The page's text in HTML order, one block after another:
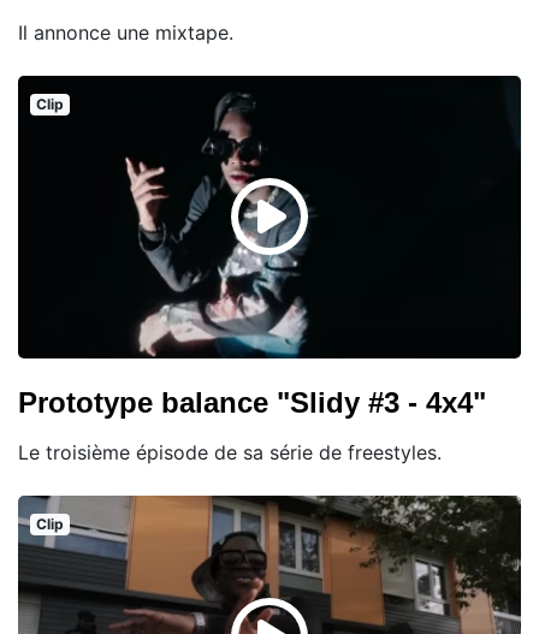
Il annonce une mixtape.
Clip
Prototype balance "Slidy #3 - 4x4"
Le troisième épisode de sa série de freestyles.
Clip